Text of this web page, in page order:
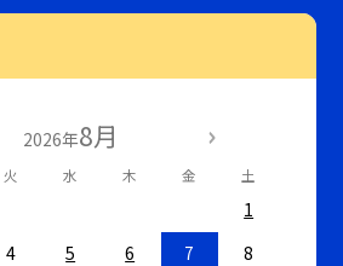
2026年8月
火 水 木 金 土
1
4 5 6 7
8